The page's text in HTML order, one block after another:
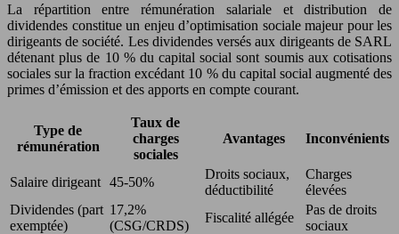
La répartition entre rémunération salariale et distribution de
dividendes constitue un enjeu d’optimisation sociale majeur pour les
dirigeants de société. Les dividendes versés aux dirigeants de SARL
détenant plus de 10 % du capital social sont soumis aux cotisations
sociales sur la fraction excédant 10 % du capital social augmenté des
primes d’émission et des apports en compte courant.
Type de
rémunération
Taux de
charges
sociales
Avantages Inconvénients
Salaire dirigeant 45-50%
Droits sociaux,
déductibilité
Charges
élevées
Dividendes (part
exemptée)
17,2%
(CSG/CRDS)
Fiscalité allégée
Pas de droits
sociaux